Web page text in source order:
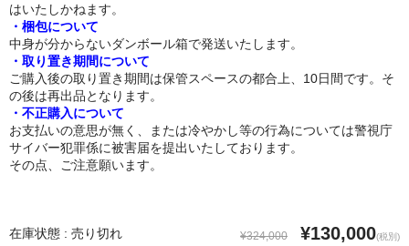
41-50kg
51-60kg
材質選択
シリコン
TPE（エラストラマー）
はいたしかねます。
・梱包について
中身が分からないダンボール箱で発送いたします。
・取り置き期間について
ご購入後の取り置き期間は保管スペースの都合上、10日間です。そ
の後は再出品となります。
・不正購入について
お支払いの意思が無く、または冷やかし等の行為については警視庁
サイバー犯罪係に被害届を提出いたしております。
その点、ご注意願います。
在庫状態 : 売り切れ ¥324,000 ¥130,000(税別)